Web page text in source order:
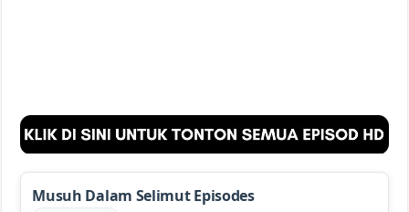
Musuh Dalam Selimut Episodes